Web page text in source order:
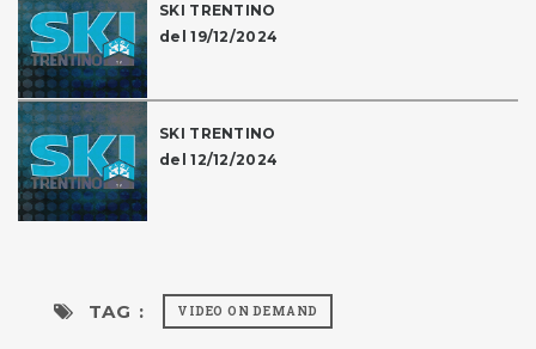
SKI TRENTINO
del 19/12/2024
SKI TRENTINO
del 12/12/2024
TAG : VIDEO ON DEMAND